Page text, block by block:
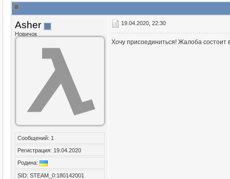
Asher
Новичок
Сообщений: 1
Регистрация: 19.04.2020
Родина:
SID: STEAM_0:180142001
19.04.2020, 22:30
Хочу присоединиться! Жалоба состоит